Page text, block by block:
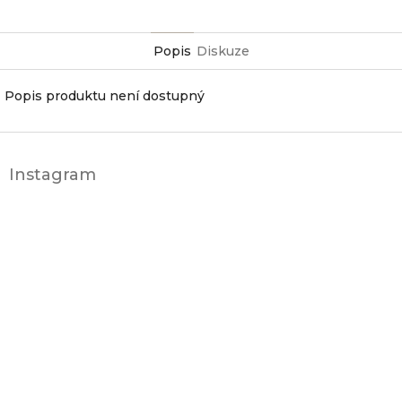
Popis Diskuze
Popis produktu není dostupný
pInstagram